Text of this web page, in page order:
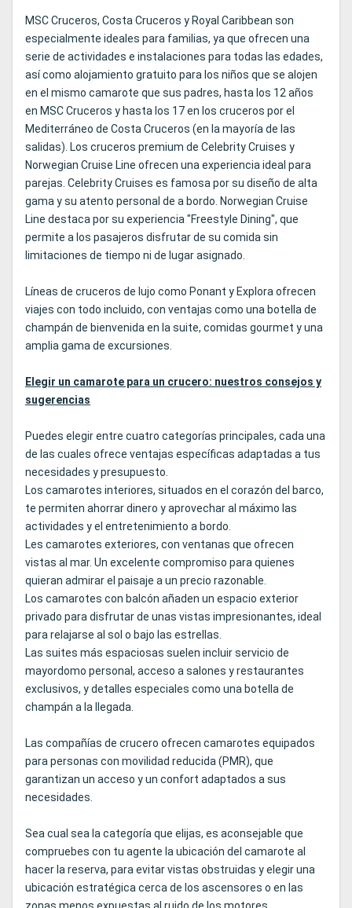
MSC Cruceros, Costa Cruceros y Royal Caribbean son
especialmente ideales para familias, ya que ofrecen una
serie de actividades e instalaciones para todas las edades,
así como alojamiento gratuito para los niños que se alojen
en el mismo camarote que sus padres, hasta los 12 años
en MSC Cruceros y hasta los 17 en los cruceros por el
Mediterráneo de Costa Cruceros (en la mayoría de las
salidas). Los cruceros premium de Celebrity Cruises y
Norwegian Cruise Line ofrecen una experiencia ideal para
parejas. Celebrity Cruises es famosa por su diseño de alta
gama y su atento personal de a bordo. Norwegian Cruise
Line destaca por su experiencia "Freestyle Dining", que
permite a los pasajeros disfrutar de su comida sin
limitaciones de tiempo ni de lugar asignado.
Líneas de cruceros de lujo como Ponant y Explora ofrecen
viajes con todo incluido, con ventajas como una botella de
champán de bienvenida en la suite, comidas gourmet y una
amplia gama de excursiones.
Elegir un camarote para un crucero: nuestros consejos y
sugerencias
Puedes elegir entre cuatro categorías principales, cada una
de las cuales ofrece ventajas específicas adaptadas a tus
necesidades y presupuesto.
Los camarotes interiores, situados en el corazón del barco,
te permiten ahorrar dinero y aprovechar al máximo las
actividades y el entretenimiento a bordo.
Les camarotes exteriores, con ventanas que ofrecen
vistas al mar. Un excelente compromiso para quienes
quieran admirar el paisaje a un precio razonable.
Los camarotes con balcón añaden un espacio exterior
privado para disfrutar de unas vistas impresionantes, ideal
para relajarse al sol o bajo las estrellas.
Las suites más espaciosas suelen incluir servicio de
mayordomo personal, acceso a salones y restaurantes
exclusivos, y detalles especiales como una botella de
champán a la llegada.
Las compañías de crucero ofrecen camarotes equipados
para personas con movilidad reducida (PMR), que
garantizan un acceso y un confort adaptados a sus
necesidades.
Sea cual sea la categoría que elijas, es aconsejable que
compruebes con tu agente la ubicación del camarote al
hacer la reserva, para evitar vistas obstruidas y elegir una
ubicación estratégica cerca de los ascensores o en las